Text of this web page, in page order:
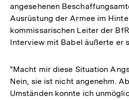
angesehenen
Ausrüstung der Armee im
kommissarischen Leiter der
Interview mit Babel äußerte er
"Macht mir diese Situation
Nein, sie ist nicht angenehm.
Umständen konnte ich